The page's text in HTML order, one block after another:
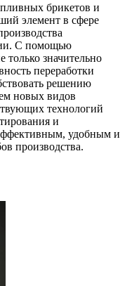
брикетов и
элемент в сфере
С помощью
только значительно
переработки
решению
новых видов
технологий
и
удобным и
производства.